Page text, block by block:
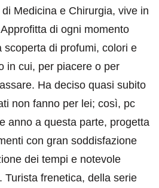
Medicina e Chirurgia, vive in
di ogni momento
scoperta di profumi, colori e
in cui, per piacere o per
Ha deciso quasi subito
non fanno per lei; così, pc
anno a questa parte, progetta
con gran soddisfazione
dei tempi e notevole
Turista frenetica, della serie